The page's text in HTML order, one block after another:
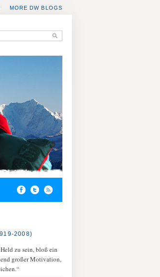
MORE DW BLOGS
2008)
zu sein, bloß ein
großer Motivation,